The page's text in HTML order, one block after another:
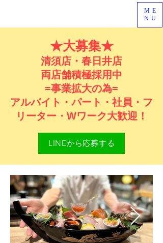
ME
NU
★大募集★
清須店・春日井店
両店舗積極採用中
=事業拡大の為=
アルバイト・パート・社員・フ
リーター・Wワーク大歓迎！
LINEから応募する